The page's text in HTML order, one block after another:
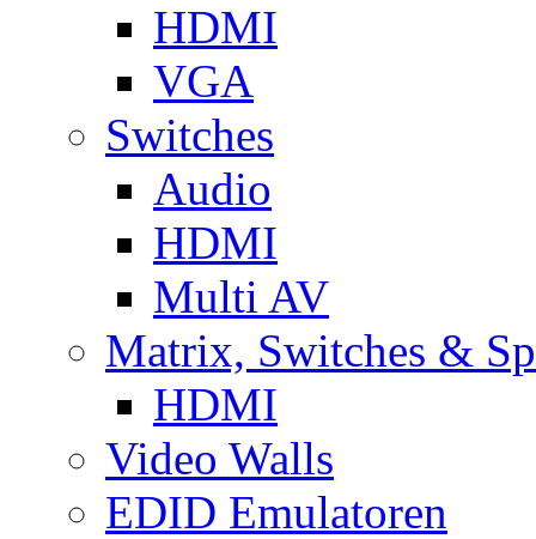
HDMI
VGA
Switches
Audio
HDMI
Multi AV
Matrix, Switches &
HDMI
Video Walls
EDID Emulatoren